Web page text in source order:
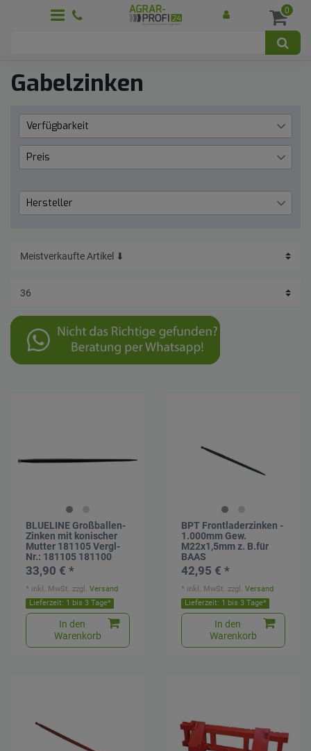
0
Gabelzinken
Verfügbarkeit
Lieferzeit 1 bis 3 Werktage 33
Preis
€
Hersteller
SHW
Industriehof
BLUELINE Großballen-
Zinken mit konischer
Mutter 181105 Vergl-
Nr.: 181105 181100
33,90 € *
Lieferzeit: 1 bis 3 Tage*
In den
Warenkorb
* inkl. MwSt. zzgl.Versand
BPT Frontladerzinken -
1.000mm Gew.
M22x1,5mm z. B.für
BAAS
42,95 € *
Lieferzeit: 1 bis 3 Tage*
In den
Warenkorb
* inkl. MwSt. zzgl.Versand